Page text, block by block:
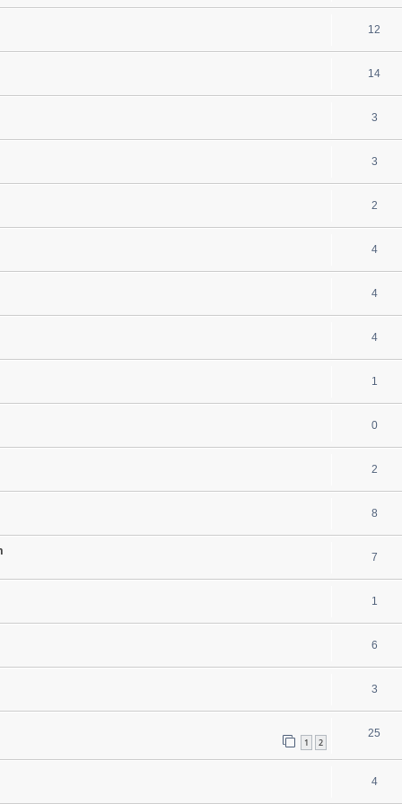
12
14
3
3
2
4
4
4
1
0
2
8
7
1
6
3
1 2
25
4